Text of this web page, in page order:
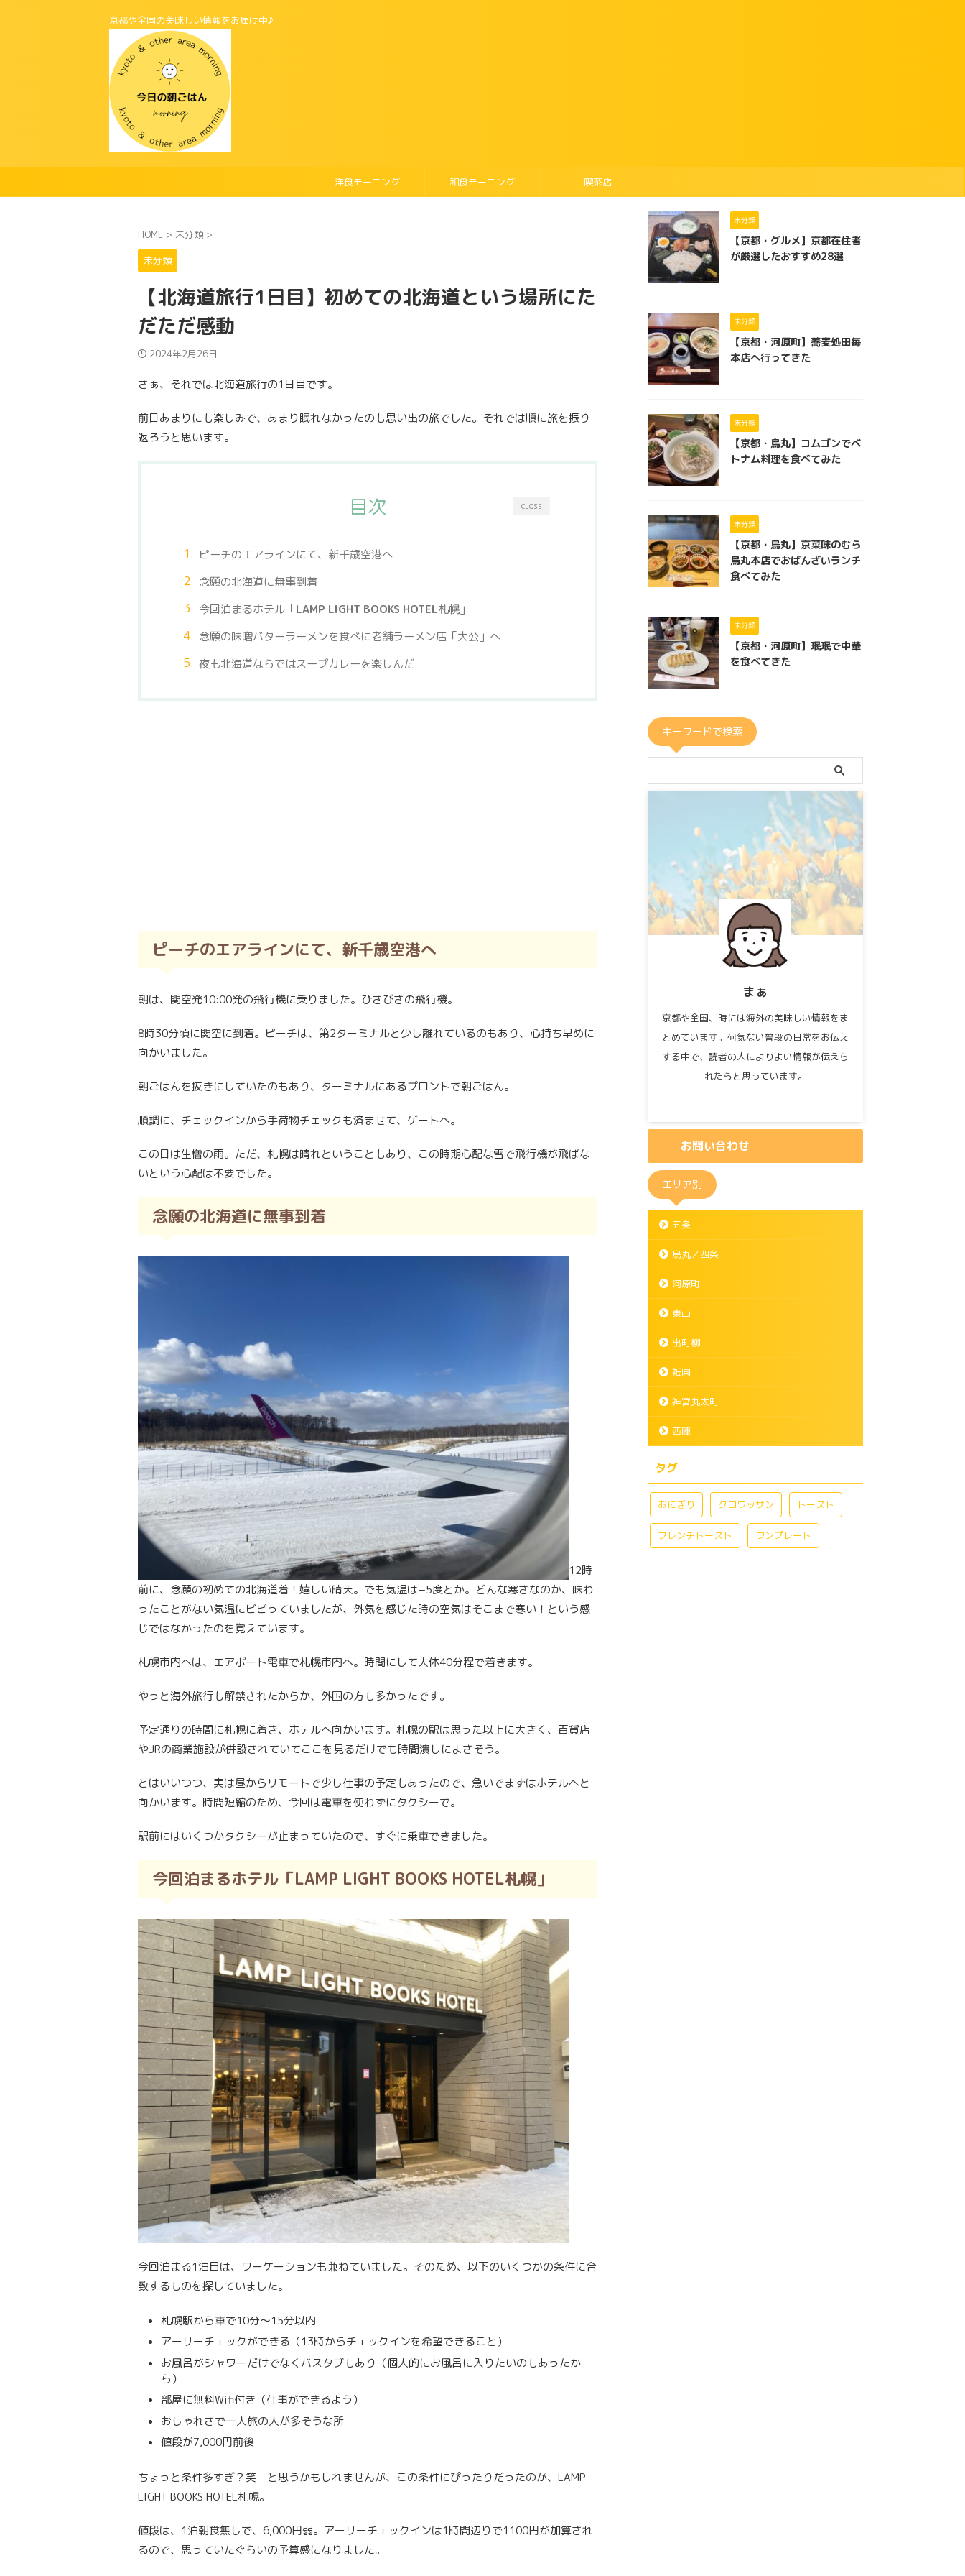
京都や全国の美味しい情報をお届け中♪
洋食モーニング 和食モーニング 喫茶店
HOME > 未分類 >
未分類
【北海道旅行1日目】初めての北海道という場所にた
だただ感動
2024年2月26日
さぁ、それでは北海道旅行の1日目です。
前日あまりにも楽しみで、あまり眠れなかったのも思い出の旅でした。それでは順に旅を振り
返ろうと思います。
CLOSE
目次
ピーチのエアラインにて、新千歳空港へ
念願の北海道に無事到着
今回泊まるホテル「LAMP LIGHT BOOKS HOTEL札幌」
念願の味噌バターラーメンを食べに老舗ラーメン店「大公」へ
夜も北海道ならではスープカレーを楽しんだ
ピーチのエアラインにて、新千歳空港へ
朝は、関空発10:00発の飛行機に乗りました。ひさびさの飛行機。
8時30分頃に関空に到着。ピーチは、第2ターミナルと少し離れているのもあり、心持ち早めに
向かいました。
朝ごはんを抜きにしていたのもあり、ターミナルにあるプロントで朝ごはん。
順調に、チェックインから手荷物チェックも済ませて、ゲートへ。
この日は生憎の雨。ただ、札幌は晴れということもあり、この時期心配な雪で飛行機が飛ばな
いという心配は不要でした。
念願の北海道に無事到着
12時
前に、念願の初めての北海道着！嬉しい晴天。でも気温は−5度とか。どんな寒さなのか、味わ
ったことがない気温にビビっていましたが、外気を感じた時の空気はそこまで寒い！という感
じではなかったのを覚えています。
札幌市内へは、エアポート電車で札幌市内へ。時間にして大体40分程で着きます。
やっと海外旅行も解禁されたからか、外国の方も多かったです。
予定通りの時間に札幌に着き、ホテルへ向かいます。札幌の駅は思った以上に大きく、百貨店
やJRの商業施設が併設されていてここを見るだけでも時間潰しによさそう。
とはいいつつ、実は昼からリモートで少し仕事の予定もあったので、急いでまずはホテルへと
向かいます。時間短縮のため、今回は電車を使わずにタクシーで。
駅前にはいくつかタクシーが止まっていたので、すぐに乗車できました。
今回泊まるホテル「LAMP LIGHT BOOKS HOTEL札幌」
今回泊まる1泊目は、ワーケーションも兼ねていました。そのため、以下のいくつかの条件に合
致するものを探していました。
札幌駅から車で10分〜15分以内
アーリーチェックができる（13時からチェックインを希望できること）
お風呂がシャワーだけでなくバスタブもあり（個人的にお風呂に入りたいのもあったか
ら）
部屋に無料Wifi付き（仕事ができるよう）
おしゃれさで一人旅の人が多そうな所
値段が7,000円前後
ちょっと条件多すぎ？笑 と思うかもしれませんが、この条件にぴったりだったのが、LAMP
LIGHT BOOKS HOTEL札幌。
値段は、1泊朝食無しで、6,000円弱。アーリーチェックインは1時間辺りで1100円が加算され
るので、思っていたぐらいの予算感になりました。
未分類
【京都・グルメ】京都在住者
が厳選したおすすめ28選
未分類
【京都・河原町】蕎麦処田毎
本店へ行ってきた
未分類
【京都・烏丸】コムゴンでベ
トナム料理を食べてみた
未分類
【京都・烏丸】京菜味のむら
烏丸本店でおばんざいランチ
食べてみた
未分類
【京都・河原町】珉珉で中華
を食べてきた
キーワードで検索
まぁ
京都や全国、時には海外の美味しい情報をま
とめています。何気ない普段の日常をお伝え
する中で、読者の人によりよい情報が伝えら
れたらと思っています。
お問い合わせ
エリア別
五条
烏丸／四条
河原町
東山
出町柳
祇園
神宮丸太町
西陣
タグ
おにぎり クロワッサン トースト
フレンチトースト ワンプレート